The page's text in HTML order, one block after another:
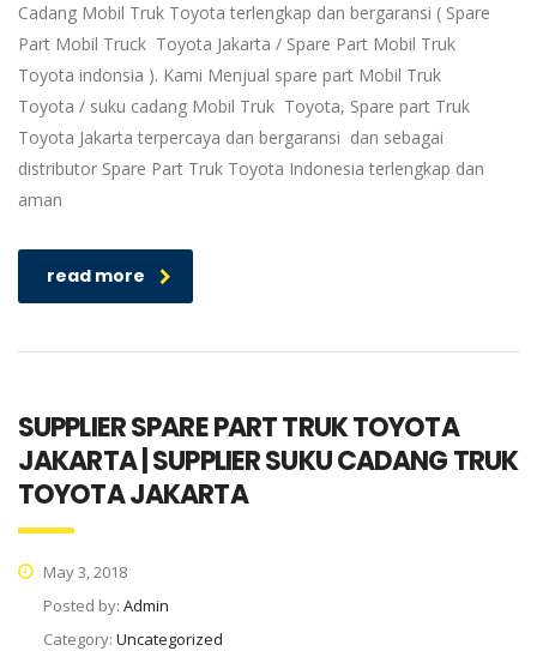
Cadang Mobil Truk Toyota terlengkap dan bergaransi ( Spare
Part Mobil Truck Toyota Jakarta / Spare Part Mobil Truk
Toyota indonsia ). Kami Menjual spare part Mobil Truk
Toyota / suku cadang Mobil Truk Toyota, Spare part Truk
Toyota Jakarta terpercaya dan bergaransi dan sebagai
distributor Spare Part Truk Toyota Indonesia terlengkap dan
aman
read more
SUPPLIER SPARE PART TRUK TOYOTA
JAKARTA | SUPPLIER SUKU CADANG TRUK
TOYOTA JAKARTA
May 3, 2018
Posted by: Admin
Category: Uncategorized